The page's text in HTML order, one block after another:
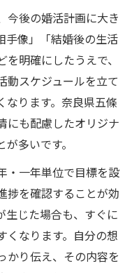
今後の婚活計画に大き
手像」「結婚後の生活
明確にしたうえで、
動スケジュールを立て
なります。奈良県五條
にも配慮したオリジナ
多いです。
・一年単位で目標を設
捗を確認することが効
生じた場合も、すぐに
くなります。自分の想
かり伝え、その内容を